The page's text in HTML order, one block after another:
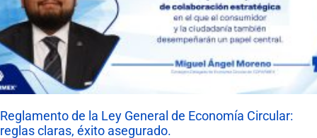
Reglamento de la Ley General de Economía Circular:
reglas claras, éxito asegurado.